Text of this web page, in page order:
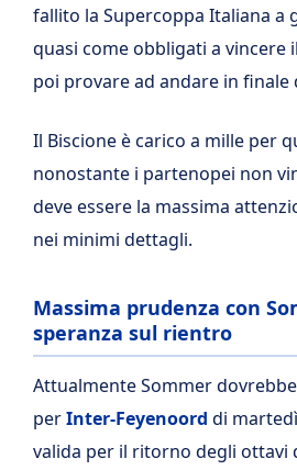
fallito la Supercoppa Italiana a
quasi come obbligati a vincere
poi provare ad andare in finale
Il Biscione è carico a mille per
nonostante i partenopei non
deve essere la massima
nei minimi dettagli.
Massima prudenza con
speranza sul rientro
Attualmente Sommer
perInter-Feyenoord di
valida per il ritorno degli ottavi